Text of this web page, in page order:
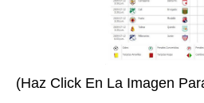
(Haz Click En La Imagen